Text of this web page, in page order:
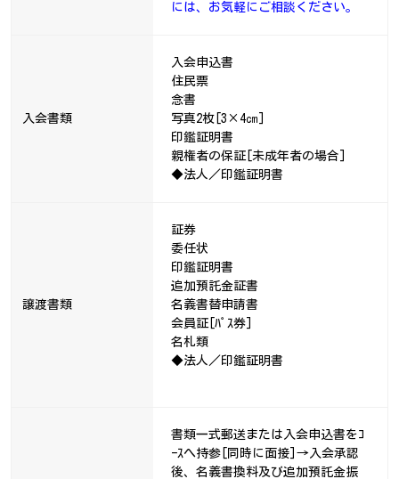
には、お気軽にご相談ください。
入会書類
入会申込書
住民票
念書
写真2枚[3×4㎝]
印鑑証明書
親権者の保証[未成年者の場合]
◆法人／印鑑証明書
譲渡書類
証券
委任状
印鑑証明書
追加預託金証書
名義書替申請書
会員証[ﾊﾟｽ券]
名札類
◆法人／印鑑証明書
書類一式郵送または入会申込書をｺ
ｰｽへ持参[同時に面接]→入会承認
後、名義書換料及び追加預託金振